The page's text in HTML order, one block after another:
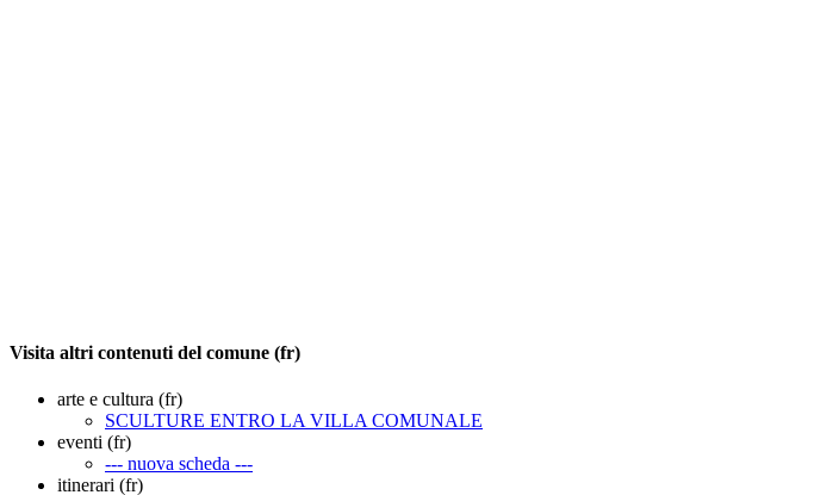
Visita altri contenuti del comune (fr)
arte e cultura (fr)
SCULTURE ENTRO LA VILLA COMUNALE
eventi (fr)
--- nuova scheda ---
itinerari (fr)